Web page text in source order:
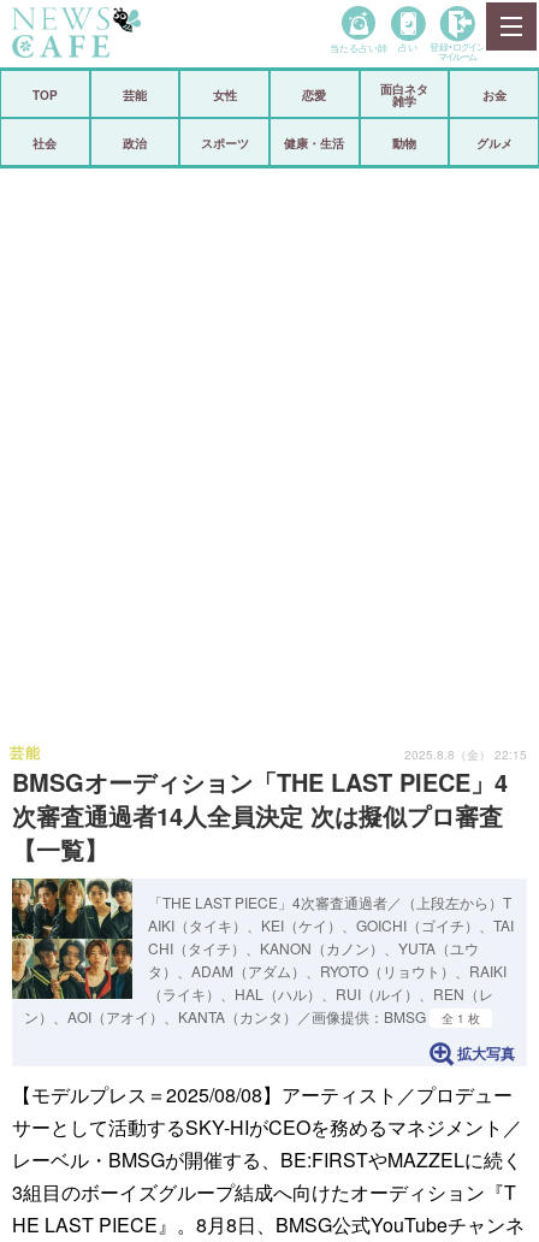
政治
当たる占い師 占い 登録• ログイン
マイルーム
TOP 芸能 女性 恋愛
面白ネタ
雑学
お金
社会 政治 スポーツ 健康・生活 動物 グルメ
BMSGオーディション「THE LAST PIECE」4
次審査通過者14人全員決定 次は擬似プロ審査
【一覧】
芸能 2025.8.8（金） 22:15
「THE LAST PIECE」4次審査通過者／（上段左から）T
AIKI（タイキ）、KEI（ケイ）、GOICHI（ゴイチ）、TAI
CHI（タイチ）、KANON（カノン）、YUTA（ユウ
タ）、ADAM（アダム）、RYOTO（リョウト）、RAIKI
（ライキ）、HAL（ハル）、RUI（ルイ）、REN（レ
ン）、AOI（アオイ）、KANTA（カンタ）／画像提供：BMSG
全 1 枚
拡大写真
【モデルプレス＝2025/08/08】アーティスト／プロデュー
サーとして活動するSKY-HIがCEOを務めるマネジメント／
レーベル・BMSGが開催する、BE:FIRSTやMAZZELに続く
3組目のボーイズグループ結成へ向けたオーディション『T
HE LAST PIECE』。8月8日、BMSG公式YouTubeチャンネ